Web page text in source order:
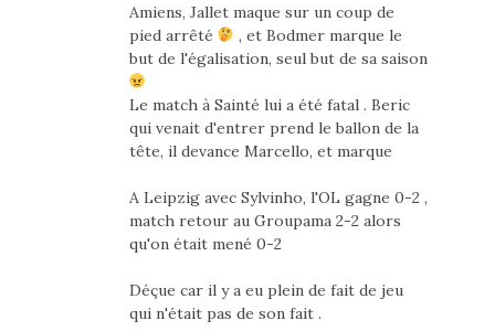
Amiens, Jallet maque sur un coup de
pied arrêté
, et Bodmer marque le
but de l'égalisation, seul but de sa saison
Le match à Sainté lui a été fatal . Beric
qui venait d'entrer prend le ballon de la
tête, il devance Marcello, et marque
A Leipzig avec Sylvinho, l'OL gagne 0-2 ,
match retour au Groupama 2-2 alors
qu'on était mené 0-2
Déçue car il y a eu plein de fait de jeu
qui n'était pas de son fait .